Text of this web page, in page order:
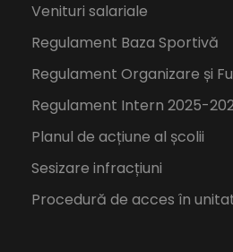
Venituri salariale
Regulament Baza Sportivă
Regulament Organizare și
Regulament Intern 2025-
Planul de acțiune al școlii
Sesizare infracțiuni
Procedură de acces în